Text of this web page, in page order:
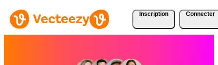
Inscription Connecter